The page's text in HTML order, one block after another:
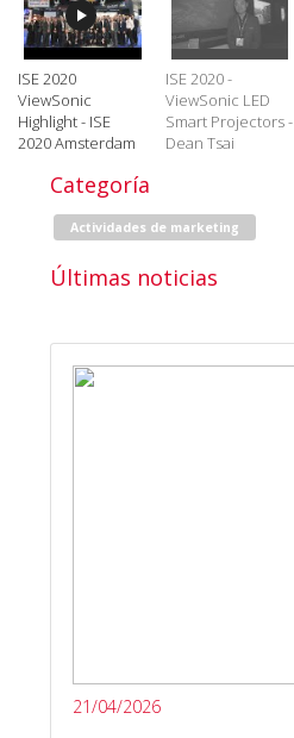
ISE 2020
ViewSonic
Highlight - ISE
2020 Amsterdam
ISE 2020 -
ViewSonic LED
Smart Projectors -
Dean Tsai
Categoría
Actividades de marketing
Últimas noticias
21/04/2026